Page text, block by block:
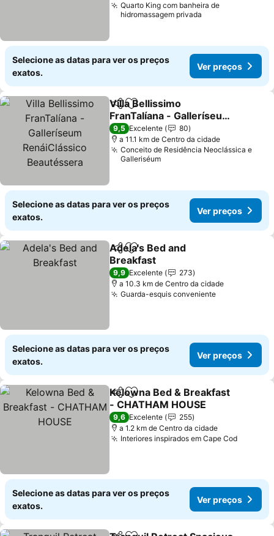
Quarto King com banheira de
hidromassagem privada
Selecione as datas para ver os preços
exatos.
Ver preços
PartilharAdicionar aos favoritos
Villa Bellissimo
FranTalíana - Galleríseum
RenáiClássico
Beautéssera
Ver preços
9,5 Excelente
80
a 11.1 km de Centro da cidade
Conceito de Residência Neoclássica e
Galleriséum
Selecione as datas para ver os preços
exatos.
Ver preços
PartilharAdicionar aos favoritos
Adela's Bed and
Breakfast
Ver preços
9,9 Excelente
273
a 10.3 km de Centro da cidade
Guarda-esquis convenienteVer preços
Selecione as datas para ver os preços
exatos.
Ver preços
PartilharAdicionar aos favoritos
Kelowna Bed & Breakfast
- CHATHAM HOUSE
Ver preços
9,6 Excelente
255
a 1.2 km de Centro da cidade
Interiores inspirados em Cape CodVer
Selecione as datas para ver os preços
exatos.
Ver preços